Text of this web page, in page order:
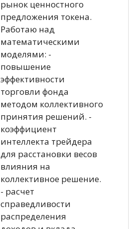
рынок ценностного
предложения токена.
Работаю над
математическими
моделями: -
повышение
эффективности
торговли фонда
методом коллективного
принятия решений. -
коэффициент
интеллекта трейдера
для расстановки весов
влияния на
коллективное решение.
- расчет
справедливости
распределения